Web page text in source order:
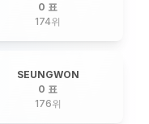
0 표
174위
SEUNGWON
0 표
176위